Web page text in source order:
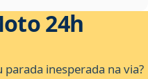
24h
inesperada na via?